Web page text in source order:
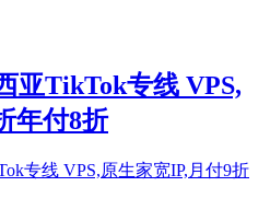
亚TikTok专线 VPS,
年付8折